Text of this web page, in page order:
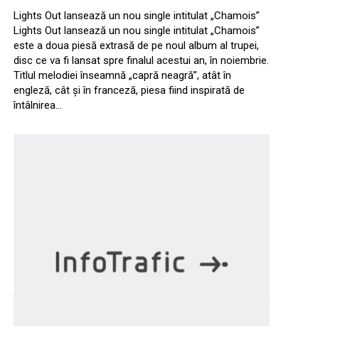
Lights Out lansează un nou single intitulat „Chamois”
Lights Out lansează un nou single intitulat „Chamois”
este a doua piesă extrasă de pe noul album al trupei,
disc ce va fi lansat spre finalul acestui an, în noiembrie.
Titlul melodiei înseamnă „capră neagră”, atât în
engleză, cât și în franceză, piesa fiind inspirată de
întâlnirea…